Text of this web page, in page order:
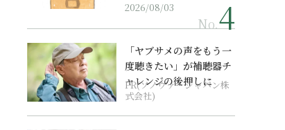
2026/08/03
No.
「ヤブサメの声をもう一
度聴きたい」が補聴器チ
ャレンジの後押しに
PR(ソノヴァ・ジャパン株
式会社)